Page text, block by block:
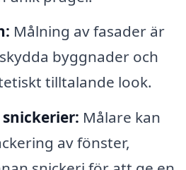
Målning av fasader är
byggnader och
tilltalande look.
Målare kan
av fönster,